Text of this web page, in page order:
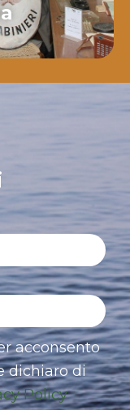
acconsento
dichiaro di
Policy